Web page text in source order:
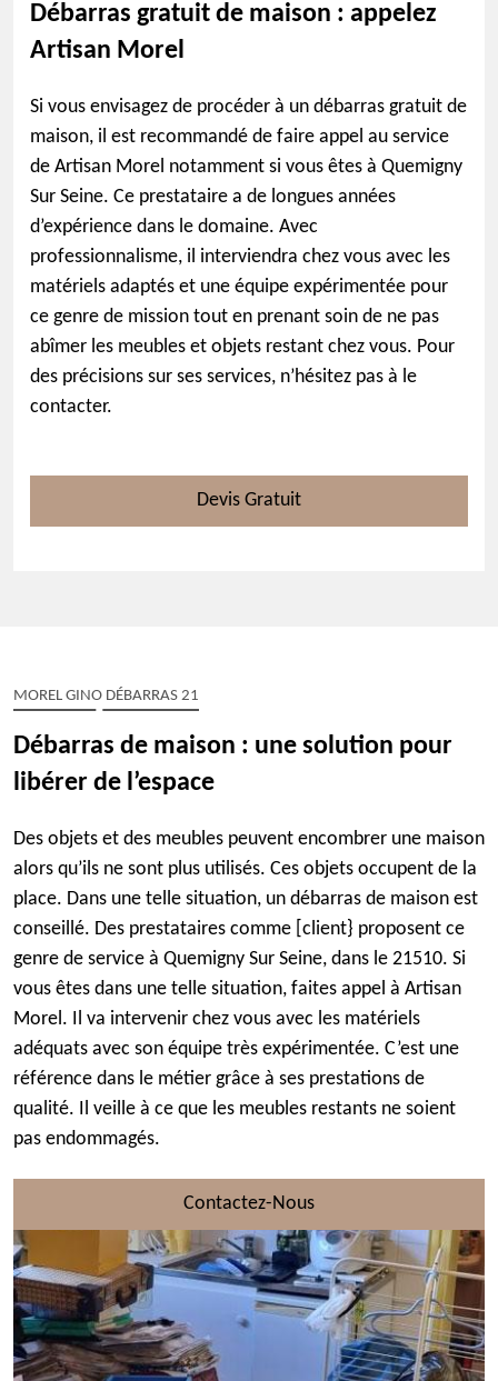
Débarras gratuit de maison : appelez
Artisan Morel
Si vous envisagez de procéder à un débarras gratuit de
maison, il est recommandé de faire appel au service
de Artisan Morel notamment si vous êtes à Quemigny
Sur Seine. Ce prestataire a de longues années
d’expérience dans le domaine. Avec
professionnalisme, il interviendra chez vous avec les
matériels adaptés et une équipe expérimentée pour
ce genre de mission tout en prenant soin de ne pas
abîmer les meubles et objets restant chez vous. Pour
des précisions sur ses services, n’hésitez pas à le
contacter.
Devis Gratuit
MOREL GINO DÉBARRAS 21
Débarras de maison : une solution pour
libérer de l’espace
Des objets et des meubles peuvent encombrer une maison
alors qu’ils ne sont plus utilisés. Ces objets occupent de la
place. Dans une telle situation, un débarras de maison est
conseillé. Des prestataires comme [client} proposent ce
genre de service à Quemigny Sur Seine, dans le 21510. Si
vous êtes dans une telle situation, faites appel à Artisan
Morel. Il va intervenir chez vous avec les matériels
adéquats avec son équipe très expérimentée. C’est une
référence dans le métier grâce à ses prestations de
qualité. Il veille à ce que les meubles restants ne soient
pas endommagés.
Contactez-Nous